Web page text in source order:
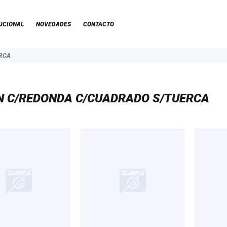
NOVEDADES CONTACTO
C/REDONDA C/CUADRADO S/TUERCA